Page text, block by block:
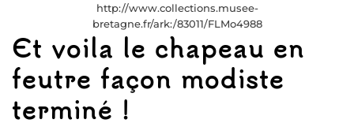
http://www.collections.musee-
bretagne.fr/ark:/83011/FLMo4988
Et voila le chapeau en
feutre façon modiste
terminé !